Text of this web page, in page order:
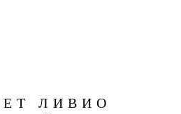
ЛИВИО